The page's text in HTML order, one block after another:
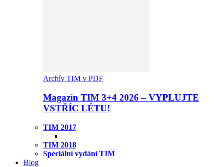
Archív TIM v PDF
Magazín TIM 3+4 2026 – VYPLUJTE
VSTŘÍC LÉTU!
TIM 2017
TIM 2018
Speciální vydání TIM
Blog